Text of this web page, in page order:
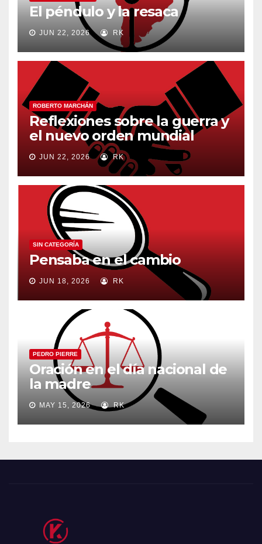
El péndulo y la resaca
JUN 22, 2026 RK
ROBERTO MARCHÁN
Reflexiones sobre la guerra y
el nuevo orden mundial
JUN 22, 2026 RK
SIN CATEGORÍA
Pensaba en el cambio
JUN 18, 2026 RK
PEDRO PIERRE
Oración en el día nacional de
la madre
MAY 15, 2026 RK